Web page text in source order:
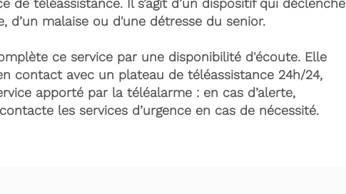
de téléassistance. Il s’agit d’un dispositif qui déclenche
d’un malaise ou d'une détresse du senior.
ce service par une disponibilité d'écoute. Elle
contact avec un plateau de téléassistance 24h/24,
apporté par la téléalarme : en cas d’alerte,
les services d’urgence en cas de nécessité.